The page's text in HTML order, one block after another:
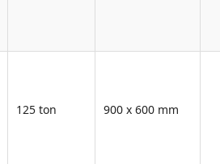
125 ton 900 x 600 mm